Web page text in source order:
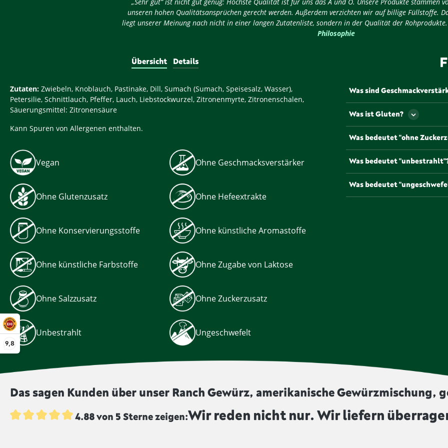
9,8
„Sehr gut“ ist nicht gut genug: Höchste Qualität ist für uns das A und O. Unsere Produkte stammen
unseren hohen Qualitätsansprüchen gerecht werden. Außerdem verzichten wir auf billige Füllstoffe.
liegt unserer Meinung nach nicht in einer langen Zutatenliste, sondern in der Qualität der Rohprodukte.
Philosophie
Übersicht Details
Zutaten: Zwiebeln, Knoblauch, Pastinake, Dill, Sumach (Sumach, Speisesalz, Wasser),
Petersilie, Schnittlauch, Pfeffer, Lauch, Liebstockwurzel, Zitronenmyrte, Zitronenschalen,
Säuerungsmittel: Zitronensäure
Kann Spuren von Allergenen enthalten.
Vegan Ohne Geschmacksverstärker
Ohne Glutenzusatz Ohne Hefeextrakte
Ohne Konservierungsstoffe Ohne künstliche Aromastoffe
Ohne künstliche Farbstoffe Ohne Zugabe von Laktose
Ohne Salzzusatz Ohne Zuckerzusatz
Unbestrahlt Ungeschwefelt
Was sind
Als Geschmackverstärker
Geschmack und/oder den
werden müssen
gängigsten und
Natriumglutamat, die mit
Was ist Gluten?
Gluten ist ein Eiweiß, dass
Was bedeutet "ohne
Lebensmittel, die mit
Zuckerzusätzen oder
Was bedeutet
Um die Haltbarkeit zu
Gesetz bestrahlt werden.
werden von uns unbestrahlt
Was bedeutet
Das sagen Kunden über unser Ranch Gewürz, amerikanische Gewürzmischung,
4.88 von 5 Sterne zeigen:Wir reden nicht nur. Wir liefern